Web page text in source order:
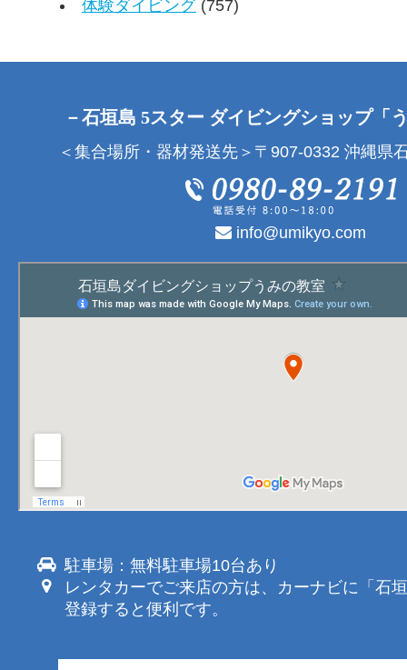
体験ダイビング (757)
－石垣島 5スター ダイビングショップ「
＜集合場所・器材発送先＞〒907-0332 沖縄県
info@umikyo.com
駐車場：無料駐車場10台あり
レンタカーでご来店の方は、カーナビに「石
登録すると便利です。